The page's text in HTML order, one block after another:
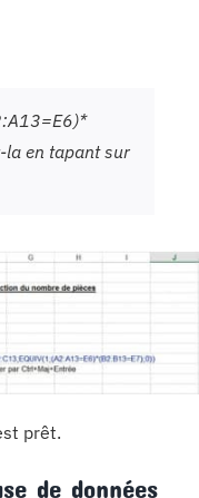
la en tapant sur
prêt.
de données